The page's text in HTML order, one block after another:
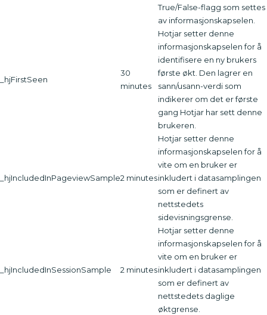
True/False-flagg som settes
av informasjonskapselen.
_hjFirstSeen
30
minutes
Hotjar setter denne
informasjonskapselen for å
identifisere en ny brukers
første økt. Den lagrer en
sann/usann-verdi som
indikerer om det er første
gang Hotjar har sett denne
brukeren.
_hjIncludedInPageviewSample2 minutes
Hotjar setter denne
informasjonskapselen for å
vite om en bruker er
inkludert i datasamplingen
som er definert av
nettstedets
sidevisningsgrense.
_hjIncludedInSessionSample 2 minutes
Hotjar setter denne
informasjonskapselen for å
vite om en bruker er
inkludert i datasamplingen
som er definert av
nettstedets daglige
øktgrense.